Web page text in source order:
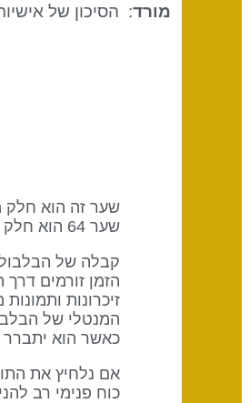
מורד: הסיכון של
שער 64 הוא חלק מהמעגל הקולקטיבי רגשי (מופשט) עם מילת המפתח "שיתוף".
זיכרונות
המנטלי של
כאשר הוא
אם נלחיץ את
כוח פנימי רב